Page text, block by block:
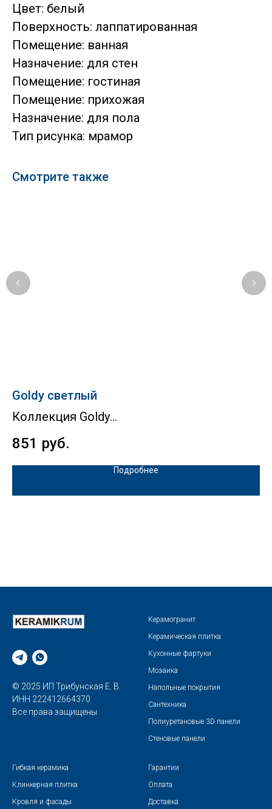
Цвет: белый
Поверхность: лаппатированная
Помещение: ванная
Назначение: для стен
Помещение: гостиная
Помещение: прихожая
Назначение: для пола
Тип рисунка: мрамор
Смотрите также
Goldy светлый
Коллекция Goldy
851 руб.
Подробнее
© 2025 ИП Трибунская Е. В.
ИНН 222412664370
Все права защищены
Керамогранит
Керамическая плитка
Кухонные фартуки
Мозаика
Напольные покрытия
Сантехника
Полиуретановые 3D панели
Стеновые панели
Гибкая керамика
Клинкерная плитка
Кровля и фасады
Гарантии
Оплата
Доставка